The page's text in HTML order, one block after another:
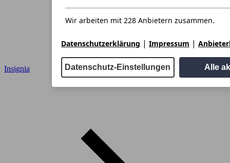
Wir arbeiten mit 228 Anbietern zusammen.
Datenschutzerklärung | Impressum |
Datenschutz-Einstellungen Alle
Insignia